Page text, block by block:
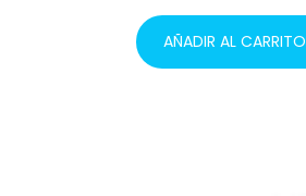
AÑADIR AL CARRITO